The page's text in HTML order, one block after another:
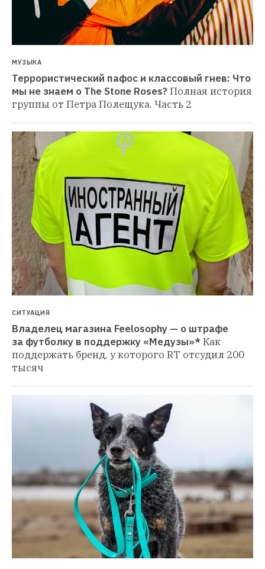
МУЗЫКА
Террористический пафос и классовый гнев: Что
мы не знаем о The Stone Roses?Полная история
группы от Петра Полещука. Часть 2
СИТУАЦИЯ
Владелец магазина Feelosophy — о штрафе
за футболку в поддержку «Медузы»*Как
поддержать бренд, у которого RT отсудил 200
тысяч